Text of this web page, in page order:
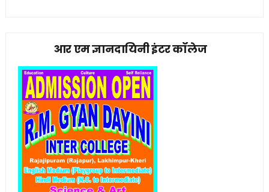
आर एम ज्ञानदायिनी इंटर कॉलेज